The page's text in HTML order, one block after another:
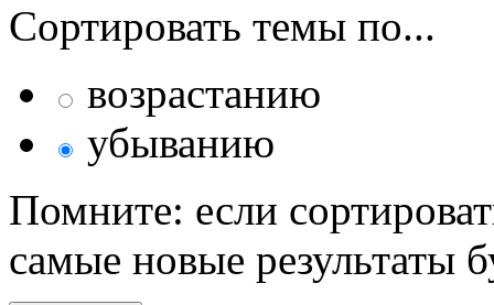
Сортировать темы по...
возрастанию
убыванию
Помните: если
самые новые результаты